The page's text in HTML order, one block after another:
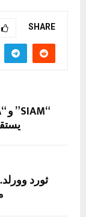
b
o
o
A
p
SHARE